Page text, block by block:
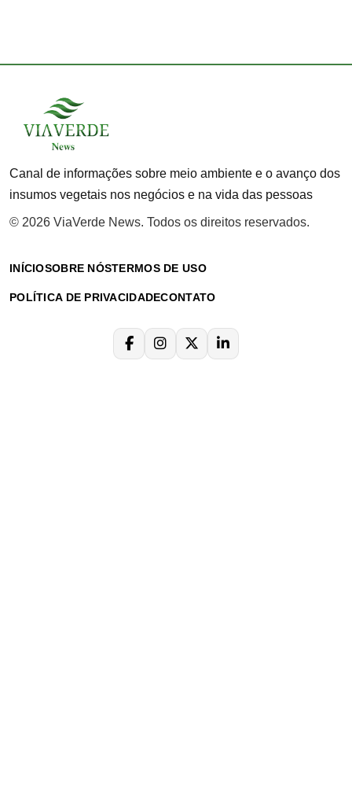
Canal de informações sobre meio ambiente e o avanço dos
insumos vegetais nos negócios e na vida das pessoas
© 2026 ViaVerde News. Todos os direitos reservados.
INÍCIOSOBRE NÓSTERMOS DE USO
POLÍTICA DE PRIVACIDADECONTATO